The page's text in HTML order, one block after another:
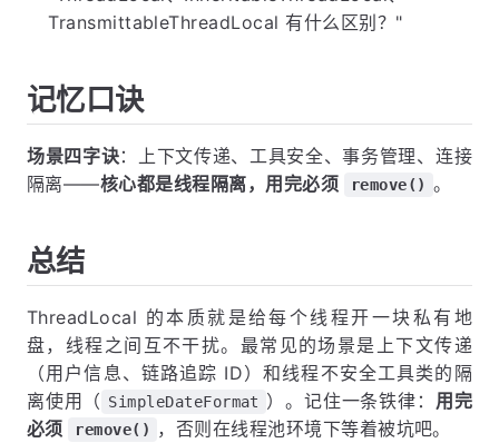
TransmittableThreadLocal 有什么区别？"
记忆口诀
场景四字诀：上下文传递、工具安全、事务管理、连接
隔离——核心都是线程隔离，用完必须 remove() 。
总结
ThreadLocal 的本质就是给每个线程开一块私有地
盘，线程之间互不干扰。最常见的场景是上下文传递
（用户信息、链路追踪 ID）和线程不安全工具类的隔
离使用（ SimpleDateFormat ）。记住一条铁律： 用完
必须
remove() ，否则在线程池环境下等着被坑吧。